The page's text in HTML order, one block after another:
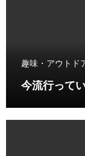
趣味・アウトド
今流行って